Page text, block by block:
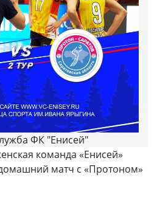
ФК "Енисей"
команда «Енисей»
матч с «Протоном»